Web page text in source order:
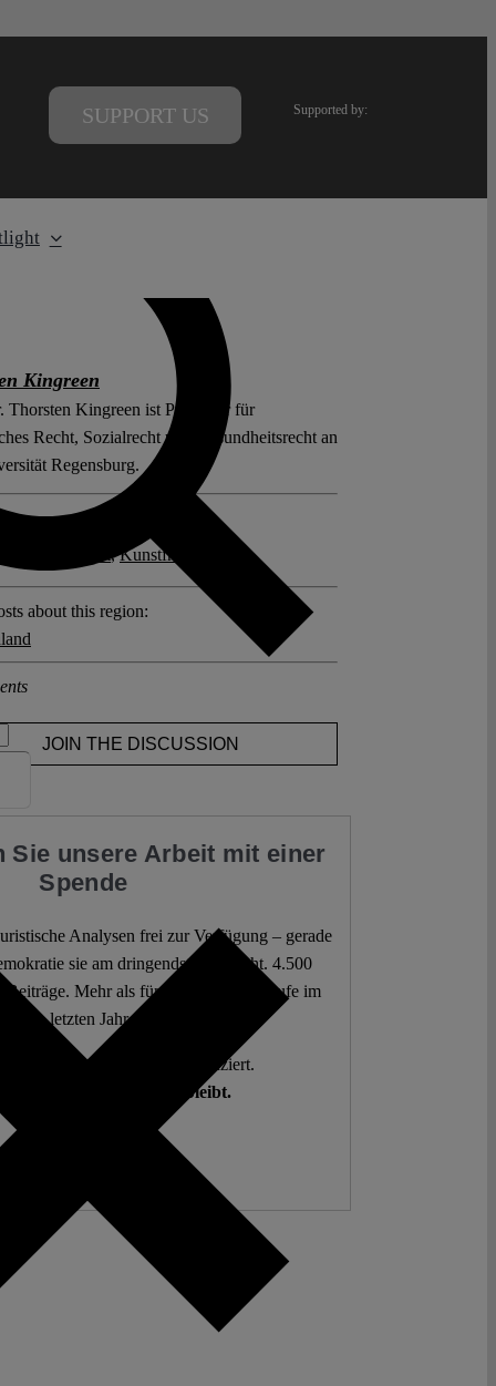
SUPPORT US Supported by:
Kingreen
Thorsten Kingreen ist Professor für
Recht, Sozialrecht und Gesundheitsrecht an
Regensburg.
Gleichheit,Kunstfreiheit
about this region:
JOIN THE DISCUSSION
Sie unsere Arbeit mit einer
Spende
Analysen frei zur Verfügung – gerade
sie am dringendsten braucht. 4.500
Beiträge. Mehr als fünf Millionen Aufrufe im
letzten Jahr.
Open Access. Spendenfinanziert.
auf Sie, damit es so bleibt.